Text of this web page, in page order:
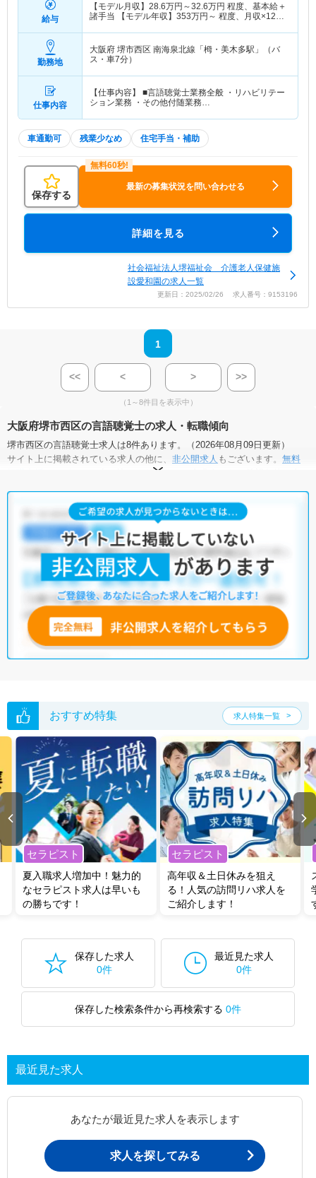
給与
【モデル月収】 28.6万円～32.6万円 程度、基本給＋
諸手当 【モデル年収】 353万円～ 程度、月収×12ヶ
勤務地
大阪府 堺市西区 南海泉北線「栂・美木多駅」（バ
ス・車7分）
仕事内容
【仕事内容】 ■言語聴覚士業務全般 ・リハビリテー
ション業務 ・その他付随業務…
車通勤可 残業少なめ 住宅手当・補助
保存する
最新の募集状況を問い合わせる
詳細を見る
社会福祉法人堺福祉会 介護老人保健施
設愛和園の求人一覧
更新日：2025/02/26 求人番号：9153196
1
<< < > >>
（1～8件目を表示中）
大阪府堺市西区の言語聴覚士の求人・転職傾向
堺市西区の言語聴覚士求人は8件あります。（2026年08月09日更新）
サイト上に掲載されている求人の他に、 非公開求人 もございます。 無料
にお申し込みいただくと、全求人からご希望条件に合
堺市西区の言語聴覚士求人では以下のような条件が人気です。
土日祝休・積極採用中・ 残業少なめ 正社員(正職員)
ック・介護福祉施設・訪問リハビリ(在宅医療)
他の条件でも人気の求人がございますので、「こだわり条件」から検索
いただくか、お気軽にお問い合わせください。
全国の言語聴覚士求人から検索いただくことも可能です。
無料転職支援サービス
にお申し込みいただくと、ご希望条件をヒアリン
グした上で求人をご提案いたします。
ご希望条件がまだ定まっていない方は人気の希望条件をピックアップし
い。
おすすめ特集 求人特集一覧
セラピスト
夏入職求人増加中！魅力的
なセラピスト求人は早いも
の勝ちです！
セラピスト
高年収＆土日休みを狙え
る！人気の訪問リハ求人を
ご紹介します！
保存した求人
0件
最近見た求人
0件
保存した検索条件から再検索する 0件
最近見た求人
あなたが最近見た求人を表示します
求人を探してみる